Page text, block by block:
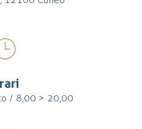
/ 8,00 > 20,00